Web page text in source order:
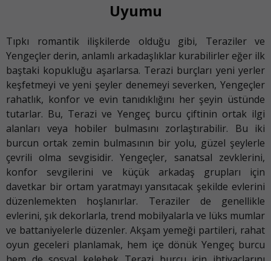
Uyumu
Tıpkı romantik ilişkilerde olduğu gibi, Teraziler ve
Yengeçler derin, anlamlı arkadaşlıklar kurabilirler eğer ilk
baştaki kopukluğu aşarlarsa. Terazi burçları yeni yerler
keşfetmeyi ve yeni şeyler denemeyi severken, Yengeçler
rahatlık, konfor ve evin tanıdıklığını her şeyin üstünde
tutarlar. Bu, Terazi ve Yengeç burcu çiftinin ortak ilgi
alanları veya hobiler bulmasını zorlaştırabilir. Bu iki
burcun ortak zemin bulmasının bir yolu, güzel şeylerle
çevrili olma sevgisidir. Yengeçler, sanatsal zevklerini,
konfor sevgilerini ve küçük arkadaş grupları için
davetkar bir ortam yaratmayı yansıtacak şekilde evlerini
düzenlemekten hoşlanırlar. Teraziler de genellikle
evlerini, şık dekorlarla, trend mobilyalarla ve lüks mumlar
ve battaniyelerle düzenler. Akşam yemeği partileri, rahat
oyun geceleri planlamak, hem içe dönük Yengeç burcu